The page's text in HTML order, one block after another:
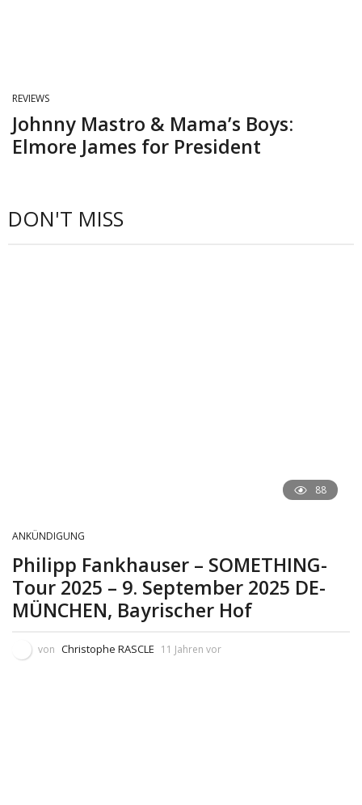
REVIEWS
Johnny Mastro & Mama’s Boys:
Elmore James for President
DON'T MISS
88
ANKÜNDIGUNG
Philipp Fankhauser – SOMETHING-
Tour 2025 – 9. September 2025 DE-
MÜNCHEN, Bayrischer Hof
von Christophe RASCLE 11 Jahren vor